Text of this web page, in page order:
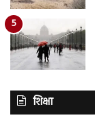
शिक्षा